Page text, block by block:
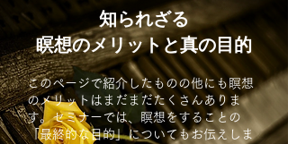
知られざる
瞑想のメリットと真の目的
このページで紹介したものの他にも瞑想
のメリットはまだまだたくさんありま
す。セミナーでは、瞑想をすることの
「最終的な目的」についてもお伝えしま